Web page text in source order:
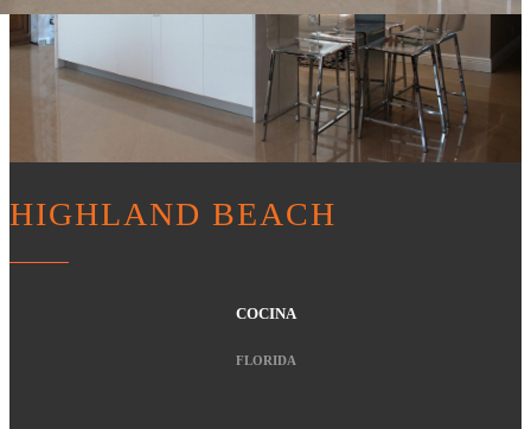
HIGHLAND BEACH
COCINA
FLORIDA